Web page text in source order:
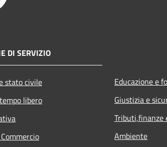
DI SERVIZIO
stato civile
libero
Educazione e
Giustizia e
Tributi,finanze
Ambiente